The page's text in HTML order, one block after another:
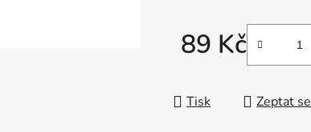
89 Kč
Měrná cena:
Tisk Zeptat se